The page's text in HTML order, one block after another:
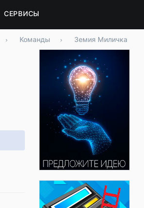
СЕРВИСЫ
› Команды › Земия Миличка